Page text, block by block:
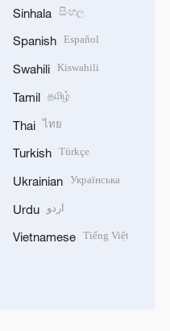
Sinhala සිංහල
Spanish Español
Swahili Kiswahili
Tamil தமிழ்
Thai ไทย
Turkish Türkçe
Ukrainian Українська
Urdu اردو
Vietnamese Tiếng Việt